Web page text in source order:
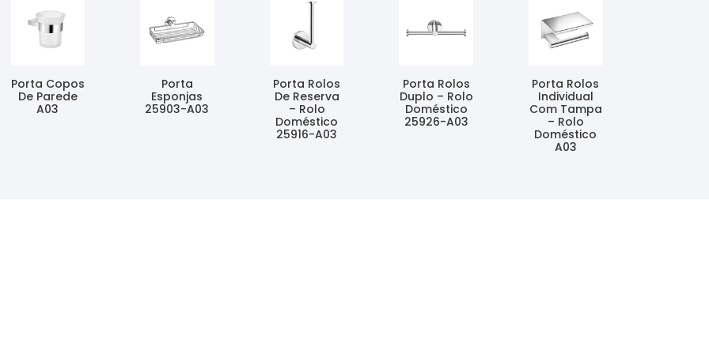
Porta Copos
De Parede
A03
Porta
Esponjas
25903-A03
Porta Rolos
De Reserva
– Rolo
Doméstico
25916-A03
Porta Rolos
Duplo – Rolo
Doméstico
25926-A03
Porta Rolos
Individual
Com Tampa
– Rolo
Doméstico
A03